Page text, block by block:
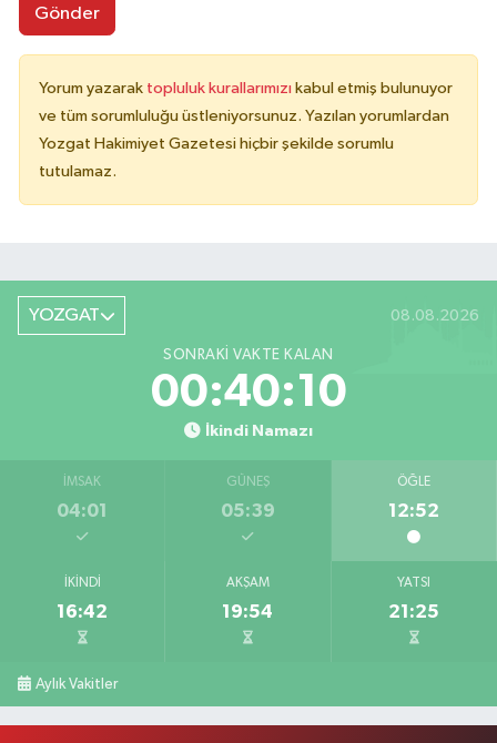
Gönder
Yorum yazarak topluluk kurallarımızı kabul etmiş bulunuyor
ve tüm sorumluluğu üstleniyorsunuz. Yazılan yorumlardan
Yozgat Hakimiyet Gazetesi hiçbir şekilde sorumlu
tutulamaz.
YOZGAT 08.08.2026
SONRAKI VAKTE KALAN
00:40:10
İkindi Namazı
İMSAK
04:01
GÜNEŞ
05:39
ÖĞLE
12:52
İKINDI
16:42
AKŞAM
19:54
YATSI
21:25
Aylık Vakitler